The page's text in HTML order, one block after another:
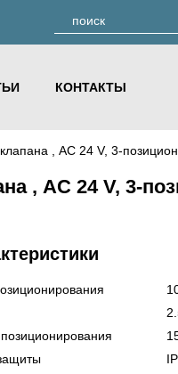
КОНТАКТЫ
, AC 24 V, 3-
, AC 24 V, 3-